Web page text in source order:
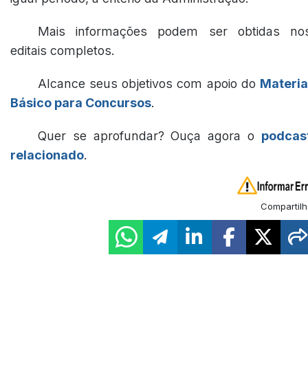
Mais informações podem ser obtidas
editais completos.
Alcance seus objetivos com apoio do
Básico para Concursos.
Quer se aprofundar? Ouça agora o
relacionado.